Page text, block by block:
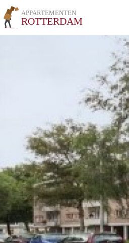
APPARTEMENTEN
ROTTERDAM